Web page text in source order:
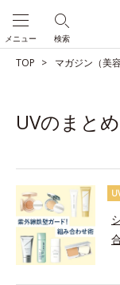
検索
メニュー
TOP マガジン（美
UVのまとめ